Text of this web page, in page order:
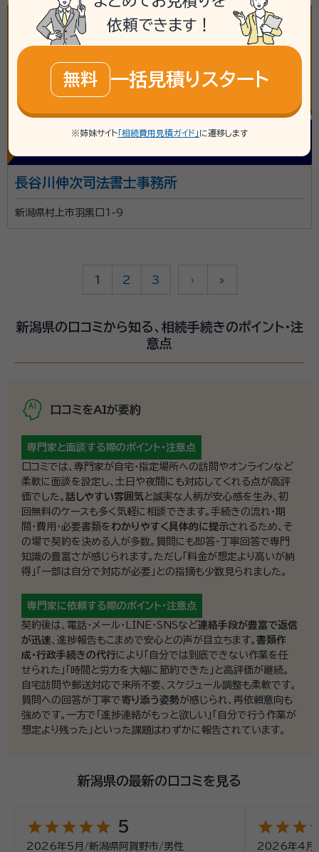
長谷川伸次司法書士事務所
新潟県村上市羽黒口1-9
1 2 3 › »
新潟県の口コミから知る、相続手続きのポイント・注
意点
口コミをAIが要約
専門家と面談する際のポイント・注意点
口コミでは、専門家が自宅・指定場所への訪問やオンラインなど
柔軟に面談を設定し、土日や夜間にも対応してくれる点が高評
価でした。 話しやすい雰囲気と誠実な人柄が安心感を生み、初
回無料のケースも多く気軽に相談できます。手続きの流れ・期
間・費用・必要書類を わかりやすく具体的に提示されるため、そ
の場で契約を決める人が多数。質問にも即答・丁寧回答で専門
知識の豊富さが感じられます。ただし「料金が想定より高いが納
得」「一部は自分で対応が必要」との指摘も少数見られました。
専門家に依頼する際のポイント・注意点
契約後は、電話・メール・LINE・SNSなど連絡手段が豊富で返信
が迅速、進捗報告もこまめで安心との声が目立ちます。 書類作
成・行政手続きの代行により「自分では到底できない作業を任
せられた」「時間と労力を大幅に節約できた」と高評価が継続。
自宅訪問や郵送対応で来所不要、スケジュール調整も柔軟です。
質問への回答が丁寧で寄り添う姿勢が感じられ、再依頼意向も
強めです。一方で「進捗連絡がもっと欲しい」「自分で行う作業が
想定より残った」といった課題はわずかに報告されています。
新潟県の最新の口コミを見る
starstarstarstarstar 5
2026年5月 /新潟県阿賀野市/男性
starstarstar
2026年4月
依頼できます！
無料 一括見積りスタート
※姉妹サイト 「相続費用見積ガイド」 に遷移します